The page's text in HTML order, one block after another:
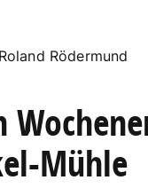
Roland Rödermund
Mühle